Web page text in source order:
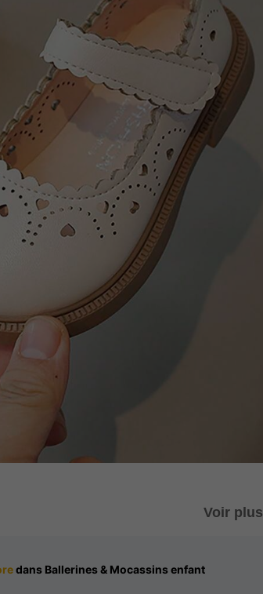
Voir plus
dans Ballerines & Mocassins enfant